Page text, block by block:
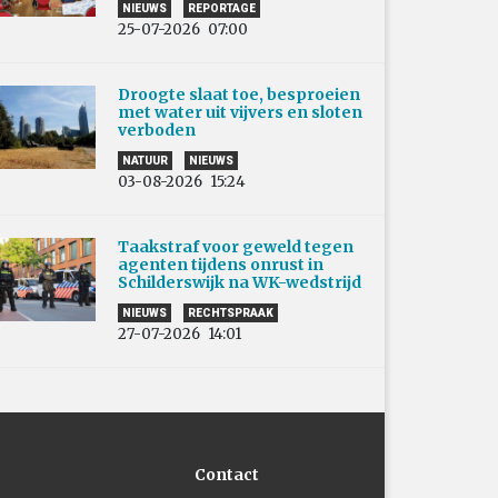
NIEUWS REPORTAGE
25-07-2026 07:00
Droogte slaat toe, besproeien
met water uit vijvers en sloten
verboden
NATUUR NIEUWS
03-08-2026 15:24
Taakstraf voor geweld tegen
agenten tijdens onrust in
Schilderswijk na WK-wedstrijd
NIEUWS RECHTSPRAAK
27-07-2026 14:01
Contact